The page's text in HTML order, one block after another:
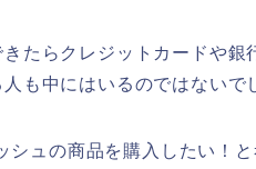
たらクレジットカードや銀
も中にはいるのではないで
ュの商品を購入したい！